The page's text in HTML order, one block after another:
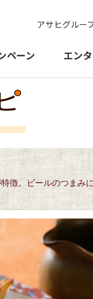
アサヒグルー
ペーン エン
徴。ビールのつまみ